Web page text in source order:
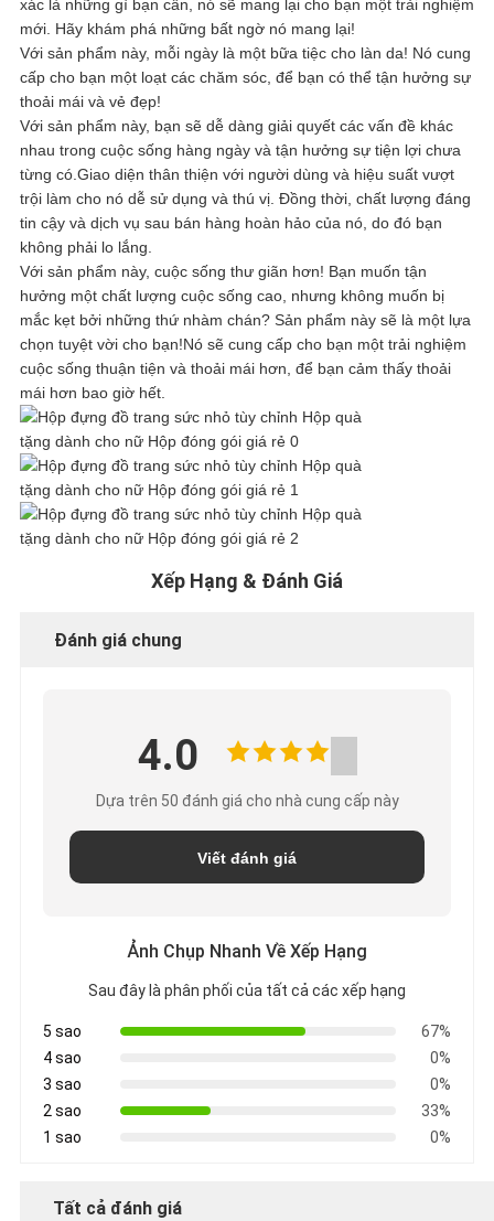
TIN
TỨC
CÁC
TRƯỜNG
HỢP
YÊU
CẦU
BÁO
GIÁ
CHÍNH
SÁCH
xác là những gì bạn cần, nó sẽ mang lại cho bạn một trải nghiệm
mới. Hãy khám phá những bất ngờ nó mang lại!
Với sản phẩm này, mỗi ngày là một bữa tiệc cho làn da! Nó cung
cấp cho bạn một loạt các chăm sóc, để bạn có thể tận hưởng sự
thoải mái và vẻ đẹp!
Với sản phẩm này, bạn sẽ dễ dàng giải quyết các vấn đề khác
nhau trong cuộc sống hàng ngày và tận hưởng sự tiện lợi chưa
từng có.Giao diện thân thiện với người dùng và hiệu suất vượt
trội làm cho nó dễ sử dụng và thú vị. Đồng thời, chất lượng đáng
tin cậy và dịch vụ sau bán hàng hoàn hảo của nó, do đó bạn
không phải lo lắng.
Với sản phẩm này, cuộc sống thư giãn hơn! Bạn muốn tận
hưởng một chất lượng cuộc sống cao, nhưng không muốn bị
mắc kẹt bởi những thứ nhàm chán? Sản phẩm này sẽ là một lựa
chọn tuyệt vời cho bạn!Nó sẽ cung cấp cho bạn một trải nghiệm
cuộc sống thuận tiện và thoải mái hơn, để bạn cảm thấy thoải
mái hơn bao giờ hết.
Xếp Hạng & Đánh Giá
Đánh giá chung
4.0
Dựa trên 50 đánh giá cho nhà cung cấp này
Viết đánh giá
Ảnh Chụp Nhanh Về Xếp Hạng
Sau đây là phân phối của tất cả các xếp hạng
5 sao
67%
4 sao
0%
3 sao
0%
2 sao
33%
1 sao
0%
Tất cả đánh giá